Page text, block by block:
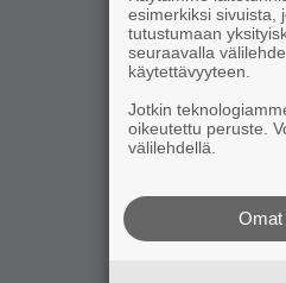
esimerkiksi sivuista,
tutustumaan
seuraavalla
käytettävyyteen.
Jotkin
oikeutettu peruste.
välilehdellä.
Omat